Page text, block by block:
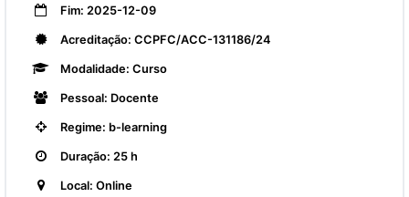
Fim: 2025-12-09
Acreditação: CCPFC/ACC-131186/24
Modalidade: Curso
Pessoal: Docente
Regime: b-learning
Duração: 25 h
Local: Online